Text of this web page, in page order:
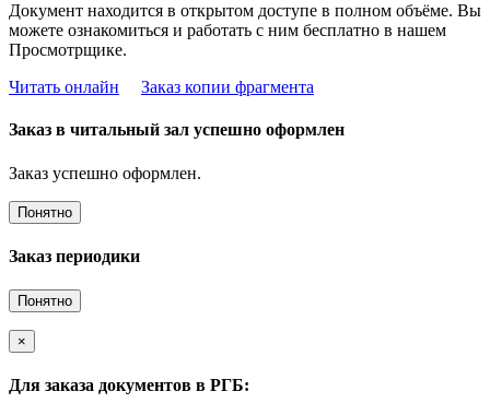
Документ находится в открытом доступе в полном объёме. Вы
можете ознакомиться и работать с ним бесплатно в нашем
Просмотрщике.
Читать онлайн
Заказ копии фрагмента
Заказ в читальный зал успешно оформлен
Заказ успешно оформлен.
Понятно
Заказ периодики
Понятно
×
Для заказа документов в РГБ: